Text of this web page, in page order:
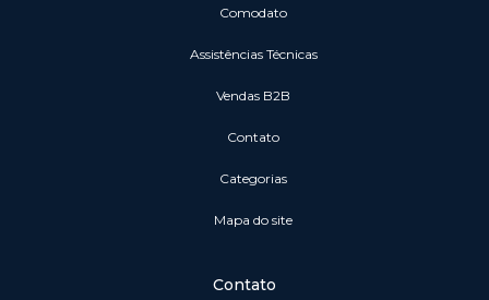
Comodato
Assistências Técnicas
vendas B2B
Contato
Categorias
Mapa do site
Contato